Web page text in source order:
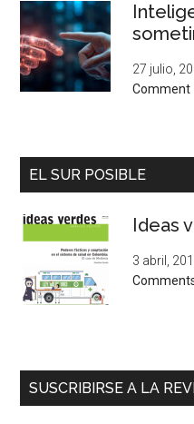
27 julio,
Comment
EL SUR POSIBLE
Ideas
3 abril,
SUSCRIBIRSE A LA